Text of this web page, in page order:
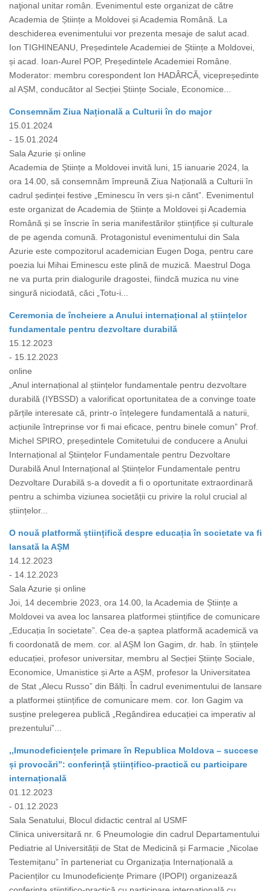
naţional unitar român. Evenimentul este organizat de către
Academia de Științe a Moldovei și Academia Română. La
deschiderea evenimentului vor prezenta mesaje de salut acad.
Ion TIGHINEANU, Președintele Academiei de Științe a Moldovei,
și acad. Ioan-Aurel POP, Președintele Academiei Române.
Moderator: membru corespondent Ion HADÂRCĂ, vicepreședinte
al AȘM, conducător al Secției Științe Sociale, Economice...
Consemnăm Ziua Națională a Culturii în do major
15.01.2024
- 15.01.2024
Sala Azurie și online
Academia de Științe a Moldovei invită luni, 15 ianuarie 2024, la
ora 14.00, să consemnăm împreună Ziua Națională a Culturii în
cadrul ședinței festive „Eminescu în vers și-n cânt”. Evenimentul
este organizat de Academia de Științe a Moldovei și Academia
Română și se înscrie în seria manifestărilor științifice și culturale
de pe agenda comună. Protagonistul evenimentului din Sala
Azurie este compozitorul academician Eugen Doga, pentru care
poezia lui Mihai Eminescu este plină de muzică. Maestrul Doga
ne va purta prin dialogurile dragostei, fiindcă muzica nu vine
singură niciodată, căci „Totu-i...
Ceremonia de încheiere a Anului internațional al științelor
fundamentale pentru dezvoltare durabilă
15.12.2023
- 15.12.2023
online
„Anul internațional al științelor fundamentale pentru dezvoltare
durabilă (IYBSSD) a valorificat oportunitatea de a convinge toate
părțile interesate că, printr-o înțelegere fundamentală a naturii,
acțiunile întreprinse vor fi mai eficace, pentru binele comun” Prof.
Michel SPIRO, președintele Comitetului de conducere a Anului
Internațional al Științelor Fundamentale pentru Dezvoltare
Durabilă Anul Internațional al Științelor Fundamentale pentru
Dezvoltare Durabilă s-a dovedit a fi o oportunitate extraordinară
pentru a schimba viziunea societății cu privire la rolul crucial al
științelor...
O nouă platformă științifică despre educația în societate va fi
lansată la AȘM
14.12.2023
- 14.12.2023
Sala Azurie și online
Joi, 14 decembrie 2023, ora 14.00, la Academia de Științe a
Moldovei va avea loc lansarea platformei științifice de comunicare
„Educația în societate”. Cea de-a șaptea platformă academică va
fi coordonată de mem. cor. al AȘM Ion Gagim, dr. hab. în științele
educației, profesor universitar, membru al Secției Științe Sociale,
Economice, Umanistice și Arte a AȘM, profesor la Universitatea
de Stat „Alecu Russo” din Bălți. În cadrul evenimentului de lansare
a platformei științifice de comunicare mem. cor. Ion Gagim va
susține prelegerea publică „Regândirea educației ca imperativ al
prezentului”...
,,Imunodeficiențele primare în Republica Moldova – succese
și provocări”: conferință științifico-practică cu participare
internațională
01.12.2023
- 01.12.2023
Sala Senatului, Blocul didactic central al USMF
Clinica universitară nr. 6 Pneumologie din cadrul Departamentului
Pediatrie al Universității de Stat de Medicină și Farmacie „Nicolae
Testemițanu” în parteneriat cu Organizația Internațională a
Pacienților cu Imunodeficiențe Primare (IPOPI) organizează